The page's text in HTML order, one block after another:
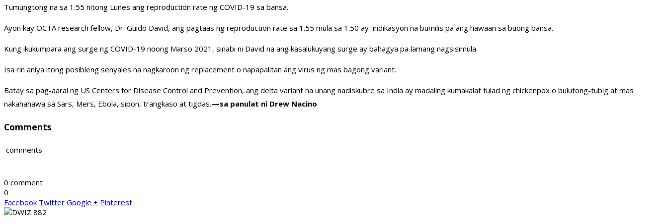
Tumungtong na sa 1.55 nitong Lunes ang reproduction rate ng COVID-19 sa bansa.
Ayon kay OCTA research fellow, Dr. Guido David, ang pagtaas ng reproduction rate sa 1.55 mula sa 1.50 ay indikasyon na bumilis pa ang hawaan sa buong bansa.
Kung ikukumpara ang surge ng COVID-19 noong Marso 2021, sinabi ni David na ang kasalukuyang surge ay bahagya pa lamang nagsisimula.
Isa rin aniya itong posibleng senyales na nagkaroon ng replacement o napapalitan ang virus ng mas bagong variant.
Batay sa pag-aaral ng US Centers for Disease Control and Prevention, ang delta variant na unang nadiskubre sa India ay madaling kumakalat tulad ng chickenpox o bulutong-tubig at mas
nakahahawa sa Sars, Mers, Ebola, sipon, trangkaso at tigdas.—sa panulat ni Drew Nacino
Comments
comments
0 comment
0
Facebook Twitter Google + Pinterest